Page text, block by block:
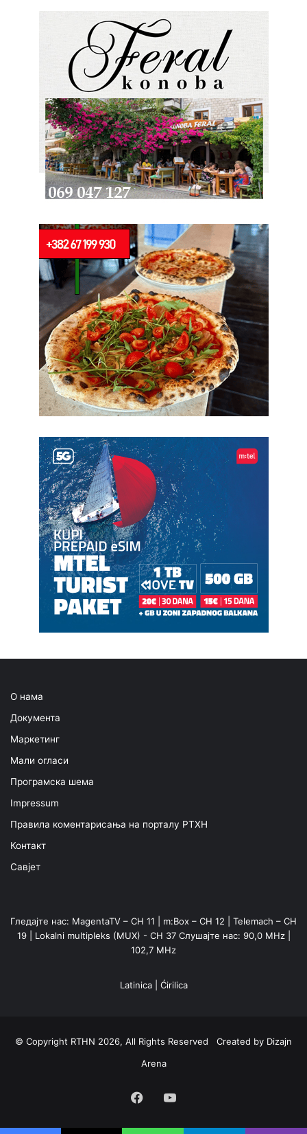
О нама
Документа
Маркетинг
Мали огласи
Програмска шема
Impressum
Правила коментарисања на порталу РТХН
Контакт
Савјет
Гледајте нас: MagentaTV – CH 11 | m:Box – CH 12 | Telemach – CH
19 | Lokalni multipleks (MUX) - CH 37 Слушајте нас: 90,0 MHz |
102,7 MHz
Latinica| Ćirilica
© Copyright RTHN 2026, All Rights Reserved Created by Dizajn
Arena
Facebook